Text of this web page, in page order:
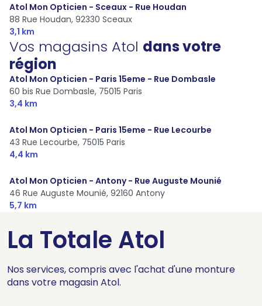
Atol Mon Opticien - Sceaux - Rue Houdan
88 Rue Houdan, 92330 Sceaux
3,1 km
Vos magasins Atol dans votre
région
Atol Mon Opticien - Paris 15eme - Rue Dombasle
60 bis Rue Dombasle, 75015 Paris
3,4 km
Atol Mon Opticien - Paris 15eme - Rue Lecourbe
43 Rue Lecourbe, 75015 Paris
4,4 km
Atol Mon Opticien - Antony - Rue Auguste Mounié
46 Rue Auguste Mounié, 92160 Antony
5,7 km
La Totale Atol
Nos services, compris avec l'achat d'une monture
dans votre magasin Atol.